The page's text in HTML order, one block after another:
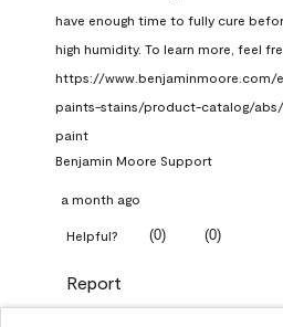
have enough time to fully cure
high humidity. To learn more, feel
https://www.benjaminmoore.com/
paints-stains/product-catalog/
paint
Benjamin Moore Support
a month ago
Helpful? (0) (0)
Report